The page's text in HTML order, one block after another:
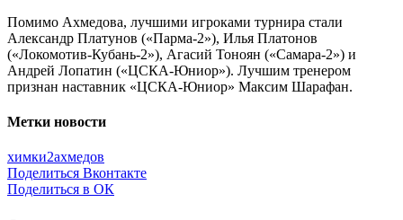
Помимо Ахмедова, лучшими игроками турнира стали
Александр Платунов («Парма-2»), Илья Платонов
(«Локомотив-Кубань-2»), Агасий Тоноян («Самара-2») и
Андрей Лопатин («ЦСКА-Юниор»). Лучшим тренером
признан наставник «ЦСКА-Юниор» Максим Шарафан.
Метки новости
химки2ахмедов
Поделиться Вконтакте
Поделиться в ОК